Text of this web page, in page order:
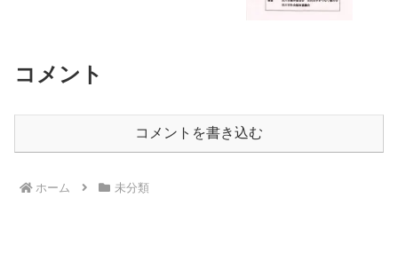
コメント
コメントを書き込む
ホーム 未分類